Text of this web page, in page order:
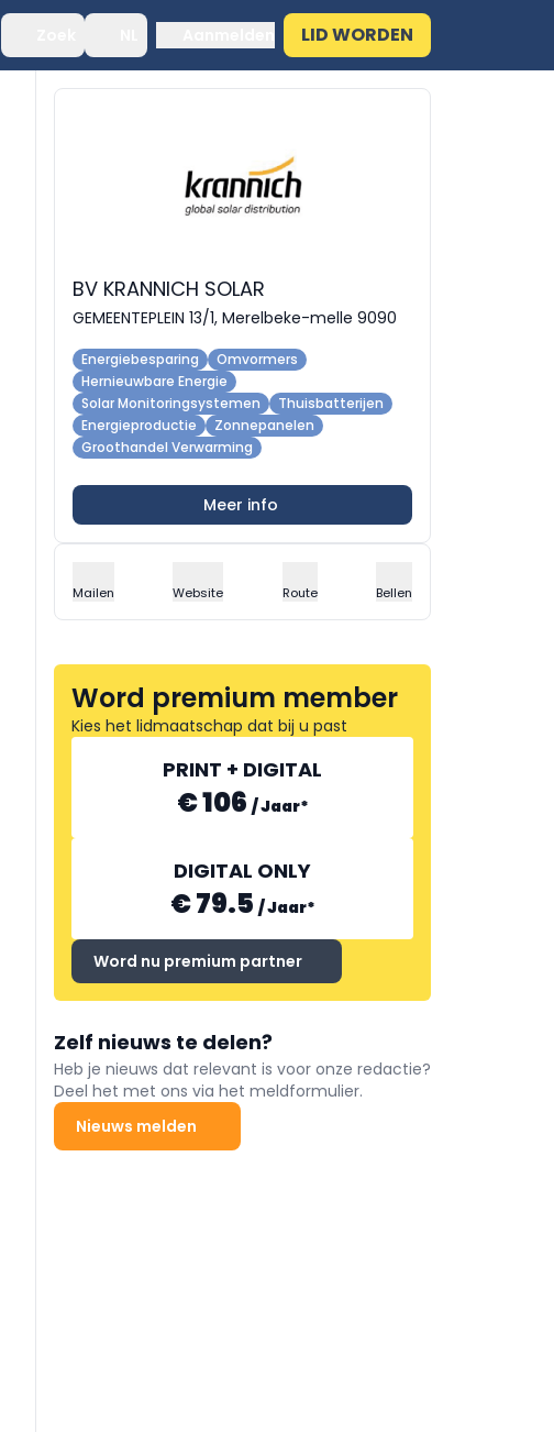
LID WORDEN
BV KRANNICH SOLAR
GEMEENTEPLEIN 13/1, Merelbeke-melle 9090
Energiebesparing
Omvormers
Hernieuwbare Energie
Solar Monitoringsystemen
Thuisbatterijen
Energieproductie
Zonnepanelen
Groothandel Verwarming
Meer info
Mailen Website Route Bellen
Word premium member
Kies het lidmaatschap dat bij u past
PRINT + DIGITAL
€ 106 /Jaar*
DIGITAL ONLY
€ 79.5 /Jaar*
Word nu premium partner
Zelf nieuws te delen?
Heb je nieuws dat relevant is voor onze redactie?
Deel het met ons via het meldformulier.
Nieuws melden